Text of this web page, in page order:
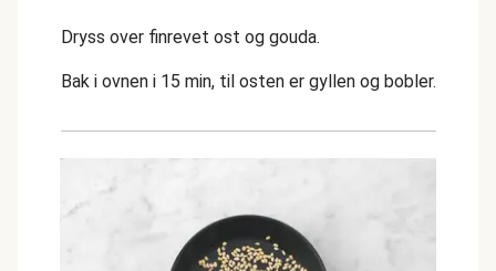
Dryss over finrevet ost og gouda.
Bak i ovnen i 15 min, til osten er gyllen og bobler.